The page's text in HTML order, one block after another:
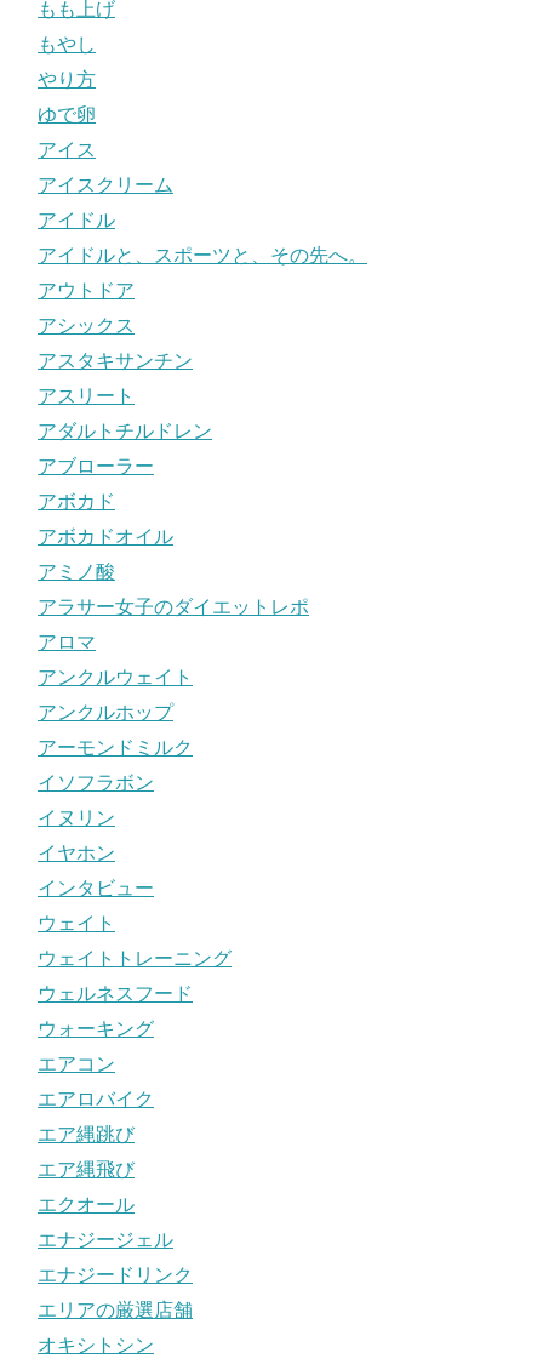
もも上げ
もやし
やり方
ゆで卵
アイス
アイスクリーム
アイドル
アイドルと、スポーツと、その先へ。
アウトドア
アシックス
アスタキサンチン
アスリート
アダルトチルドレン
アブローラー
アボカド
アボカドオイル
アミノ酸
アラサー女子のダイエットレポ
アロマ
アンクルウェイト
アンクルホップ
アーモンドミルク
イソフラボン
イヌリン
イヤホン
インタビュー
ウェイト
ウェイトトレーニング
ウェルネスフード
ウォーキング
エアコン
エアロバイク
エア縄跳び
エア縄飛び
エクオール
エナジージェル
エナジードリンク
エリアの厳選店舗
オキシトシン